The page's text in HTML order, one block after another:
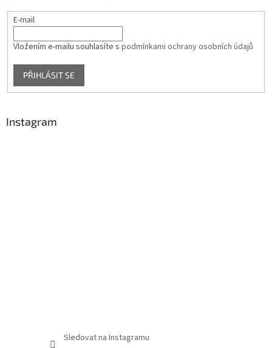
E-mail
Vložením e-mailu souhlasíte s podmínkami ochrany osobních údajů
PŘIHLÁSIT SE
Instagram
Sledovat na Instagramu